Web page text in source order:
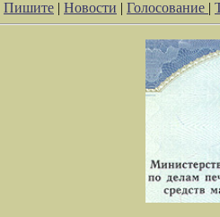
Пишите | Новости | Голосование |